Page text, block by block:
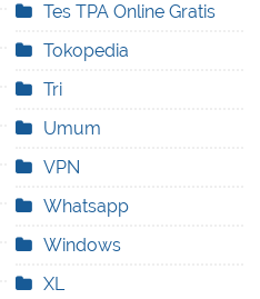
Tes TPA Online Gratis
Tokopedia
Tri
Umum
VPN
Whatsapp
Windows
XL